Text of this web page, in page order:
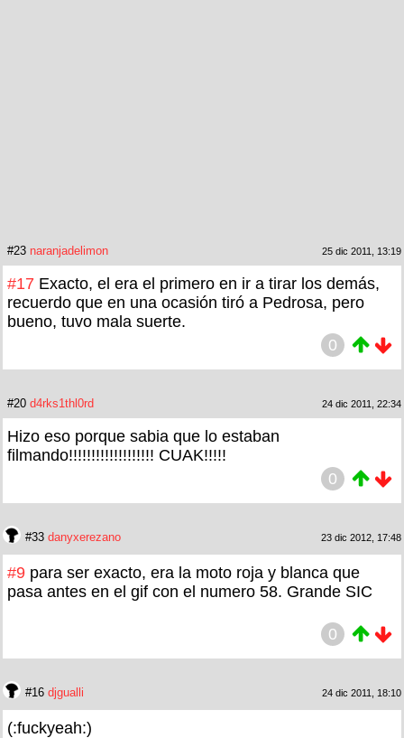
#23 naranjadelimon 25 dic 2011, 13:19
#17 Exacto, el era el primero en ir a tirar los demás,
recuerdo que en una ocasión tiró a Pedrosa, pero
bueno, tuvo mala suerte.
0
#20 d4rks1thl0rd 24 dic 2011, 22:34
Hizo eso porque sabia que lo estaban
filmando!!!!!!!!!!!!!!!!!!! CUAK!!!!!
0
#33 danyxerezano 23 dic 2012, 17:48
#9 para ser exacto, era la moto roja y blanca que
pasa antes en el gif con el numero 58. Grande SIC
0
#16 djgualli 24 dic 2011, 18:10
(:fuckyeah:)